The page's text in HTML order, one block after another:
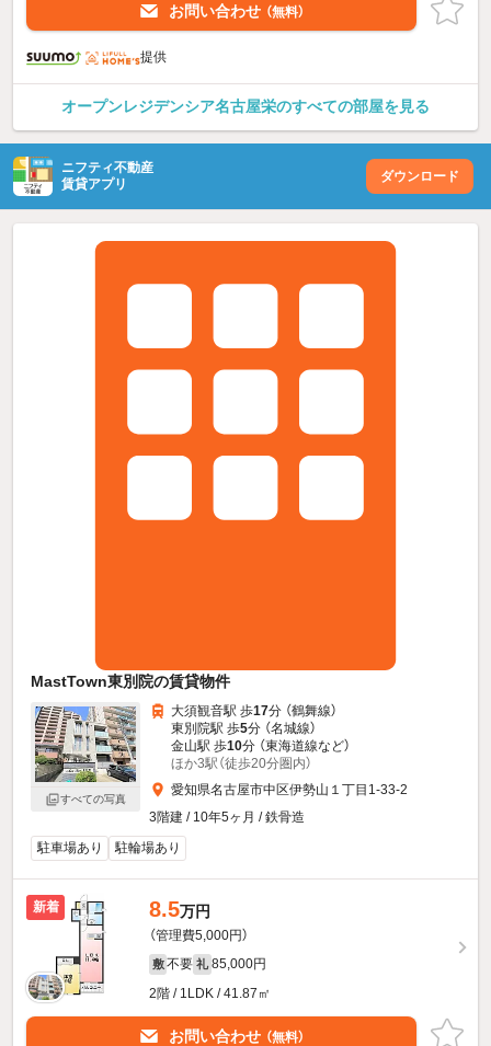
お問い合わせ （無料）
提供
オープンレジデンシア名古屋栄のすべての部屋を見る
ニフティ不動産
賃貸アプリ
ダウンロード
MastTown東別院の賃貸物件
すべての写真
大須観音駅 歩17分 （鶴舞線）
東別院駅 歩5分 （名城線）
金山駅 歩10分 （東海道線など）
ほか3駅（徒歩20分圏内）
愛知県名古屋市中区伊勢山１丁目1-33-2
3階建 / 10年5ヶ月 / 鉄骨造
駐車場あり
駐輪場あり
新着 8.5万円
（管理費5,000円）
敷 不要 礼 85,000円
2階 / 1LDK / 41.87㎡
お問い合わせ （無料）